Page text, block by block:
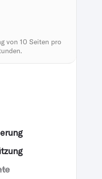
von 10 Seiten pro